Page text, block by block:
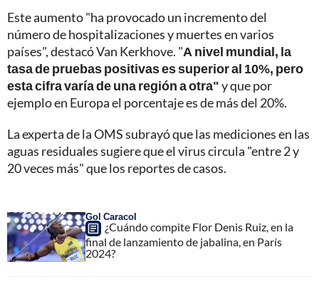
Este aumento "ha provocado un incremento del
número de hospitalizaciones y muertes en varios
países", destacó Van Kerkhove. "A nivel mundial, la
tasa de pruebas positivas es superior al 10%, pero
esta cifra varía de una región a otra"y que por
ejemplo en Europa el porcentaje es de más del 20%.
La experta de la OMS subrayó que las mediciones en las
aguas residuales sugiere que el virus circula "entre 2 y
20 veces más" que los reportes de casos.
Gol Caracol
¿Cuándo compite Flor Denis Ruiz, en la
final de lanzamiento de jabalina, en París
2024?